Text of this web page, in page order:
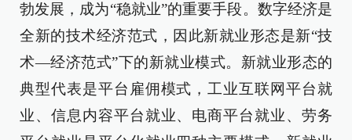
勃发展，成为“稳就业”的重要手段。数字经济是
全新的技术经济范式，因此新就业形态是新“技
术—经济范式”下的新就业模式。新就业形态的
典型代表是平台雇佣模式，工业互联网平台就
业、信息内容平台就业、电商平台就业、劳务